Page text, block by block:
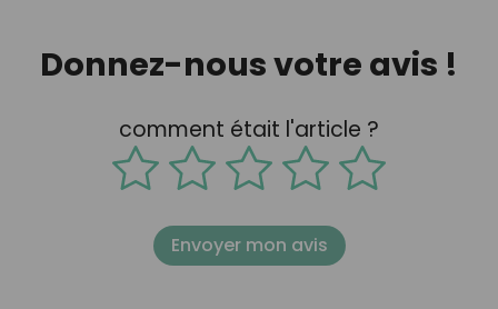
Donnez-nous votre avis !
comment était l'article ?
Envoyer mon avis